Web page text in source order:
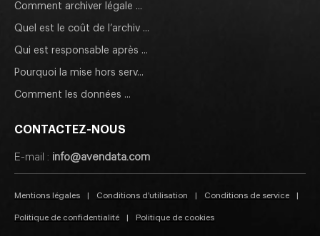
Comment archiver légale ...
Quel est le coût de l’archiv ...
Qui est responsable après ...
Pourquoi la mise hors serv...
Comment les données ...
CONTACTEZ-NOUS
E-mail : info@avendata.com
Mentions légales | Conditions d’utilisation | Conditions de service |
Politique de confidentialité | Politique de cookies